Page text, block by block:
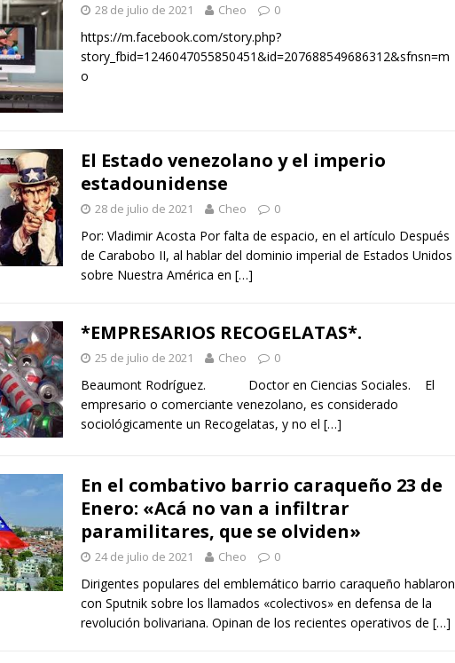
28 de julio de 2021 Cheo 0
https://m.facebook.com/story.php?
story_fbid=1246047055850451&id=207688549686312&sfnsn=m
o
El Estado venezolano y el imperio
estadounidense
28 de julio de 2021 Cheo 0
Por: Vladimir Acosta Por falta de espacio, en el artículo Después
de Carabobo II, al hablar del dominio imperial de Estados Unidos
sobre Nuestra América en […]
*EMPRESARIOS RECOGELATAS*.
25 de julio de 2021 Cheo 0
Beaumont Rodríguez. Doctor en Ciencias Sociales. El
empresario o comerciante venezolano, es considerado
sociológicamente un Recogelatas, y no el […]
En el combativo barrio caraqueño 23 de
Enero: «Acá no van a infiltrar
paramilitares, que se olviden»
24 de julio de 2021 Cheo 0
Dirigentes populares del emblemático barrio caraqueño hablaron
con Sputnik sobre los llamados «colectivos» en defensa de la
revolución bolivariana. Opinan de los recientes operativos de […]